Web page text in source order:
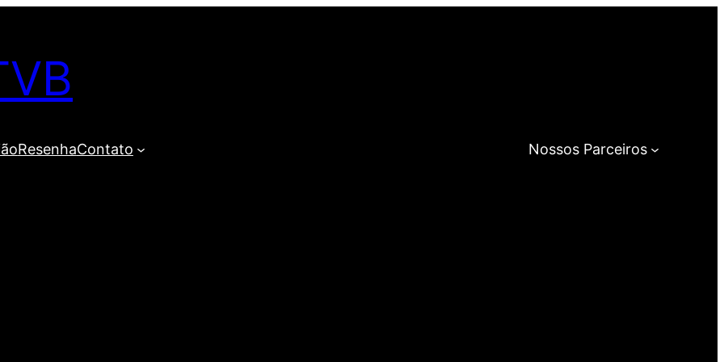
ResenhaContato Nossos Parceiros